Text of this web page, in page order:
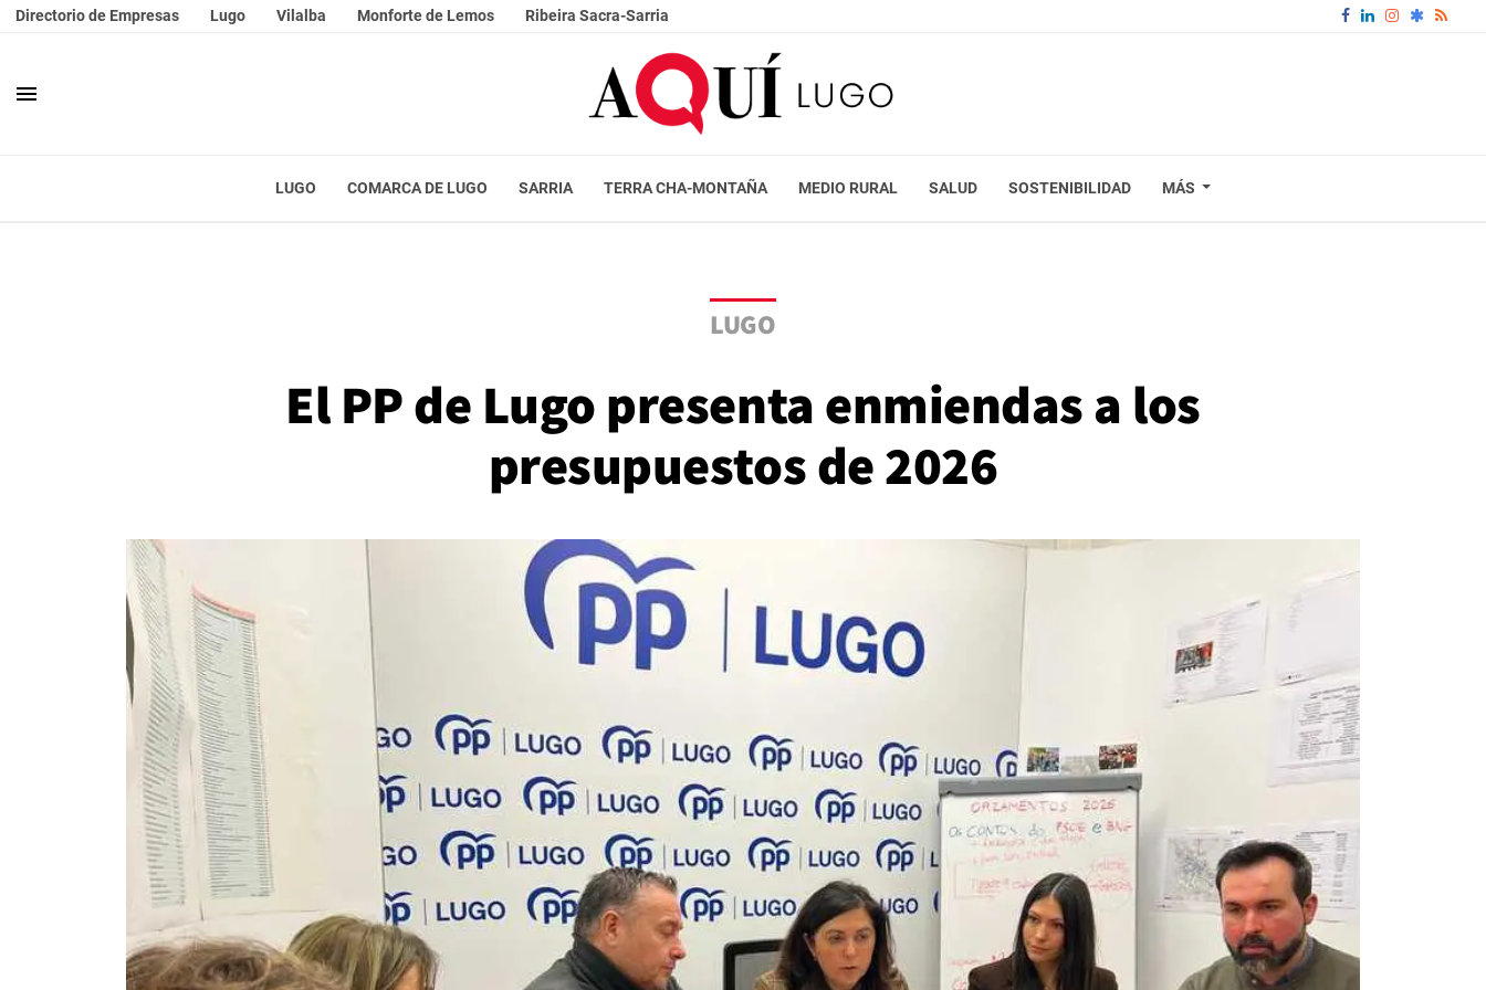
Directorio de Empresas Lugo Vilalba Monforte de Lemos Ribeira Sacra-Sarria
menu
LUGO COMARCA DE LUGO SARRIA TERRA CHA-MONTAÑA MEDIO RURAL SALUD SOSTENIBILIDAD MÁS
LUGO
El PP de Lugo presenta enmiendas a los
presupuestos de 2026